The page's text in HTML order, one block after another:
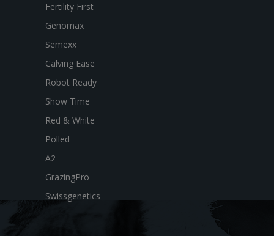
Fertility First
Genomax
Semexx
Calving Ease
Robot Ready
Show Time
Red & White
Polled
A2
GrazingPro
Swissgenetics